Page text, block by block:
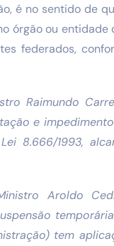
é no sentido de
órgão ou entidade
federados,
Raimundo
e
8.666/1993,
Aroldo
tem